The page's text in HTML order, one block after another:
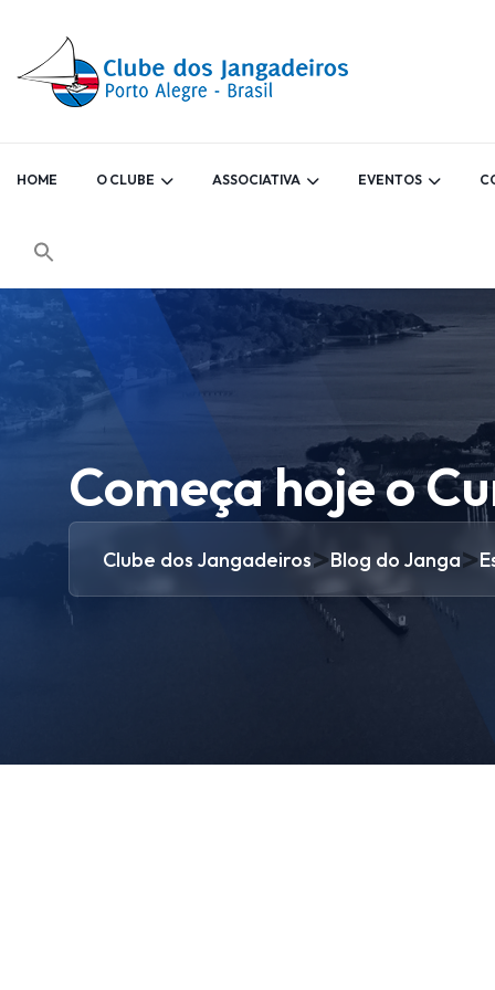
HOME O CLUBE ASSOCIATIVA EVENTOS
Começa hoje o
Clube dos Jangadeiros>Blog do Janga>